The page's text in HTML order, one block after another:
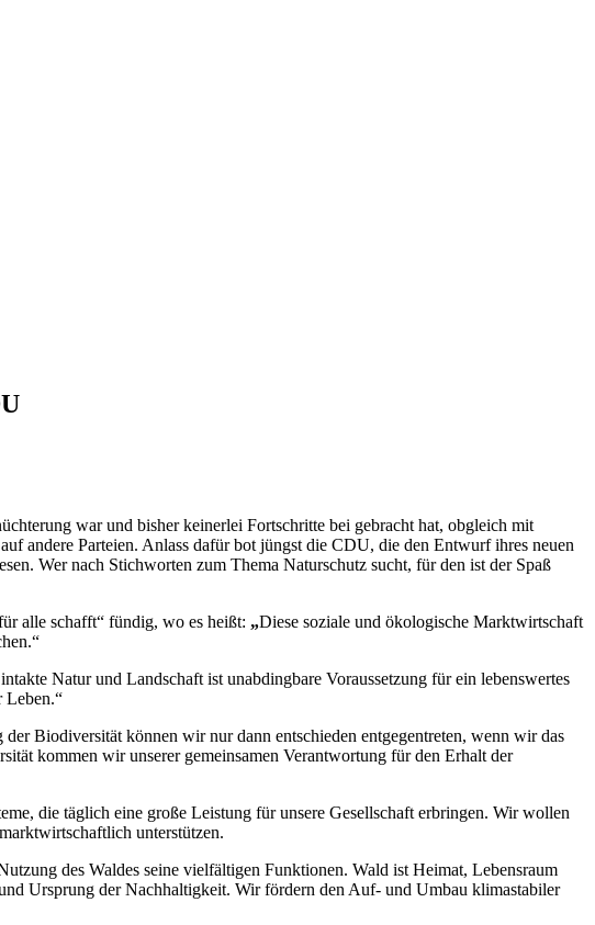
war und bisher keinerlei Fortschritte bei gebracht hat, obgleich mit
andere Parteien. Anlass dafür bot jüngst die CDU, die den Entwurf ihres neuen
Wer nach Stichworten zum Thema Naturschutz sucht, für den ist der Spaß
alle schafft“ fündig, wo es heißt: „Diese soziale und ökologische Marktwirtschaft
Natur und Landschaft ist unabdingbare Voraussetzung für ein lebenswertes
Leben.“
Biodiversität können wir nur dann entschieden entgegentreten, wenn wir das
kommen wir unserer gemeinsamen Verantwortung für den Erhalt der
die täglich eine große Leistung für unsere Gesellschaft erbringen. Wir wollen
unterstützen.
des Waldes seine vielfältigen Funktionen. Wald ist Heimat, Lebensraum
Ursprung der Nachhaltigkeit. Wir fördern den Auf- und Umbau klimastabiler